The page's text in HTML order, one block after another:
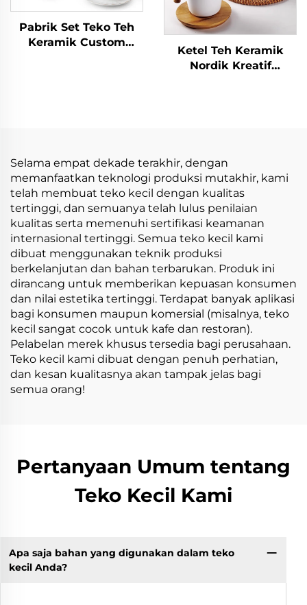
Pabrik Set Teko Teh
Keramik Custom
Ketel Teh Keramik
Nordik Kreatif
Selama empat dekade terakhir, dengan
memanfaatkan teknologi produksi mutakhir, kami
telah membuat teko kecil dengan kualitas
tertinggi, dan semuanya telah lulus penilaian
kualitas serta memenuhi sertifikasi keamanan
internasional tertinggi. Semua teko kecil kami
dibuat menggunakan teknik produksi
berkelanjutan dan bahan terbarukan. Produk ini
dirancang untuk memberikan kepuasan konsumen
dan nilai estetika tertinggi. Terdapat banyak aplikasi
bagi konsumen maupun komersial (misalnya, teko
kecil sangat cocok untuk kafe dan restoran).
Pelabelan merek khusus tersedia bagi perusahaan.
Teko kecil kami dibuat dengan penuh perhatian,
dan kesan kualitasnya akan tampak jelas bagi
semua orang!
Pertanyaan Umum tentang
Teko Kecil Kami
Apa saja bahan yang digunakan dalam teko
kecil Anda?